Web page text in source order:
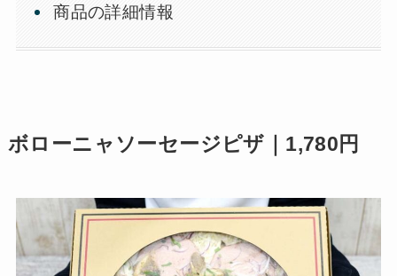
商品の詳細情報
ボローニャソーセージピザ｜1,780円